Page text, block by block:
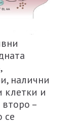
налични
клетки и
–
се